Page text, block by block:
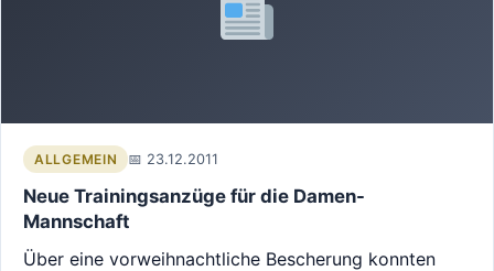
ALLGEMEIN 23.12.2011
Neue Trainingsanzüge für die Damen-
Mannschaft
Über eine vorweihnachtliche Bescherung konnten